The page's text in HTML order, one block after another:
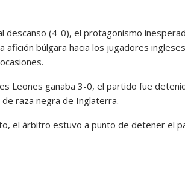
descanso (4-0), el protagonismo
búlgara hacia los jugadores
Leones ganaba 3-0, el partido fue
raza negra de Inglaterra.
el árbitro estuvo a punto de detener el